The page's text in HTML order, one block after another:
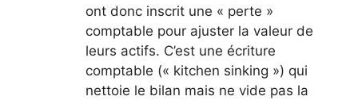
ont donc inscrit une « perte »
comptable pour ajuster la valeur de
leurs actifs. C’est une écriture
comptable (« kitchen sinking ») qui
nettoie le bilan mais ne vide pas la